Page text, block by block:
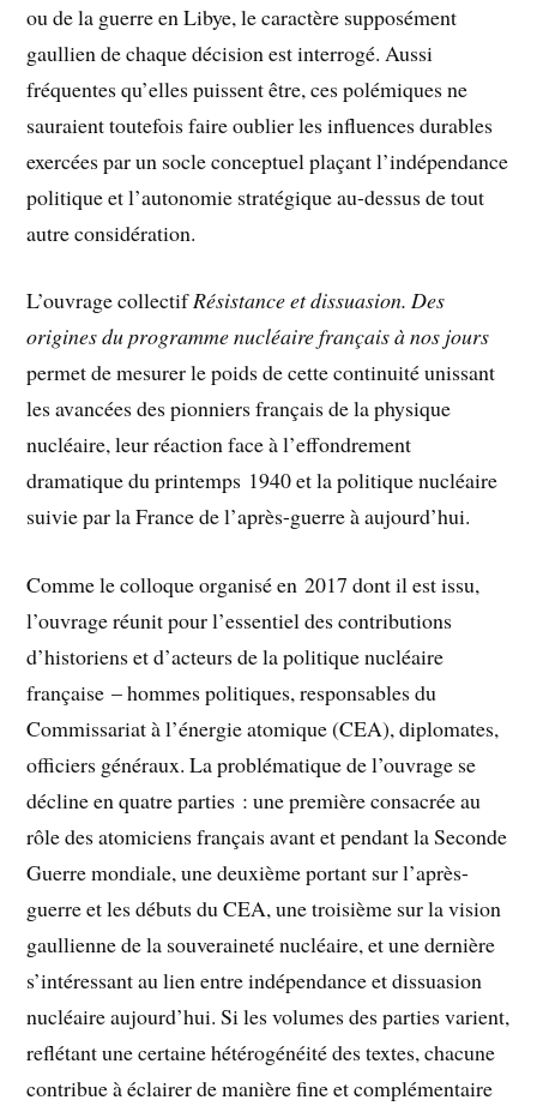
ou de la guerre en Libye, le caractère supposément
gaullien de chaque décision est interrogé. Aussi
fréquentes qu’elles puissent être, ces polémiques ne
sauraient toutefois faire oublier les influences durables
exercées par un socle conceptuel plaçant l’indépendance
politique et l’autonomie stratégique au-dessus de tout
autre considération.
L’ouvrage collectifRésistance et dissuasion. Des
origines du programme nucléaire français à nos jours
permet de mesurer le poids de cette continuité unissant
les avancées des pionniers français de la physique
nucléaire, leur réaction face à l’effondrement
dramatique du printemps 1940 et la politique nucléaire
suivie par la France de l’après-guerre à aujourd’hui.
Comme le colloque organisé en 2017 dont il est issu,
l’ouvrage réunit pour l’essentiel des contributions
d’historiens et d’acteurs de la politique nucléaire
française – hommes politiques, responsables du
Commissariat à l’énergie atomique (CEA), diplomates,
officiers généraux. La problématique de l’ouvrage se
décline en quatre parties : une première consacrée au
rôle des atomiciens français avant et pendant la Seconde
Guerre mondiale, une deuxième portant sur l’après-
guerre et les débuts du CEA, une troisième sur la vision
gaullienne de la souveraineté nucléaire, et une dernière
s’intéressant au lien entre indépendance et dissuasion
nucléaire aujourd’hui. Si les volumes des parties varient,
reflétant une certaine hétérogénéité des textes, chacune
contribue à éclairer de manière fine et complémentaire